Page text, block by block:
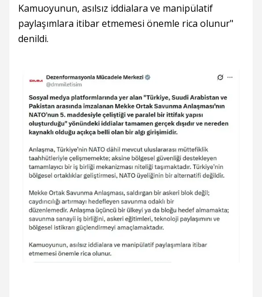
Kamuoyunun, asılsız iddialara ve manipülatif
paylaşımlara itibar etmemesi önemle rica olunur"
denildi.